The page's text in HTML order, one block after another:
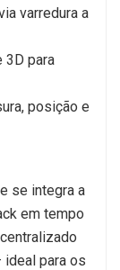
varredura a
3D para
posição e
se integra a
em tempo
para os